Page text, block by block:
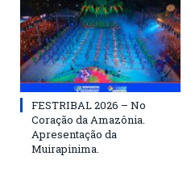
FESTRIBAL 2026 – No
Coração da Amazônia.
Apresentação da
Muirapinima.